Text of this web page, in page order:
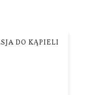
DO KĄPIELI